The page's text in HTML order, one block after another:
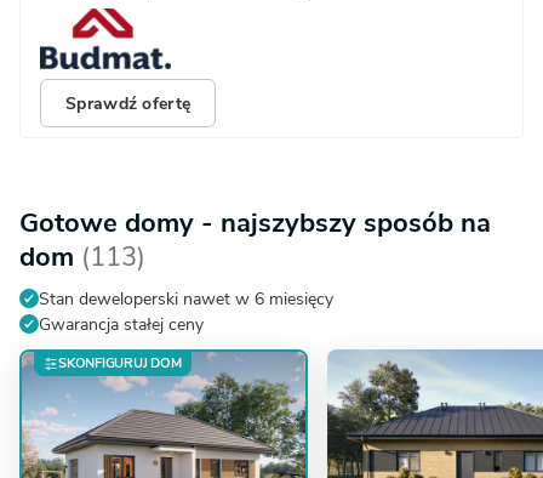
Sprawdź ofertę
Gotowe domy - najszybszy sposób na
dom (113)
Stan deweloperski nawet w 6 miesięcy
Gwarancja stałej ceny
SKONFIGURUJ DOM